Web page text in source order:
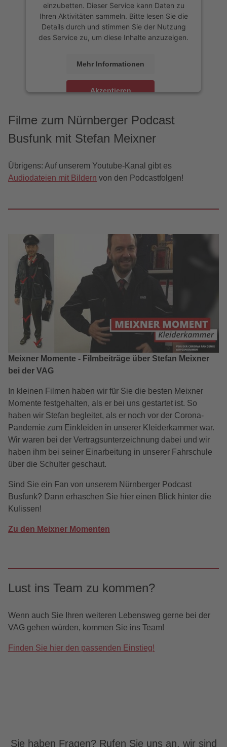
einzubetten. Dieser Service kann Daten zu
Ihren Aktivitäten sammeln. Bitte lesen Sie die
Details durch und stimmen Sie der Nutzung
des Service zu, um diese Inhalte anzuzeigen.
Mehr Informationen
Akzeptieren
Filme zum Nürnberger Podcast
Busfunk mit Stefan Meixner
Übrigens: Auf unserem Youtube-Kanal gibt es
Audiodateien mit Bildern von den Podcastfolgen!
Meixner Momente - Filmbeiträge über Stefan Meixner
bei der VAG
In kleinen Filmen haben wir für Sie die besten Meixner
Momente festgehalten, als er bei uns gestartet ist. So
haben wir Stefan begleitet, als er noch vor der Corona-
Pandemie zum Einkleiden in unserer Kleiderkammer war.
Wir waren bei der Vertragsunterzeichnung dabei und wir
haben ihm bei seiner Einarbeitung in unserer Fahrschule
über die Schulter geschaut.
Sind Sie ein Fan von unserem Nürnberger Podcast
Busfunk? Dann erhaschen Sie hier einen Blick hinter die
Kulissen!
Zu den Meixner Momenten
Lust ins Team zu kommen?
Wenn auch Sie Ihren weiteren Lebensweg gerne bei der
VAG gehen würden, kommen Sie ins Team!
Finden Sie hier den passenden Einstieg!
Sie haben Fragen? Rufen Sie uns an, wir sind